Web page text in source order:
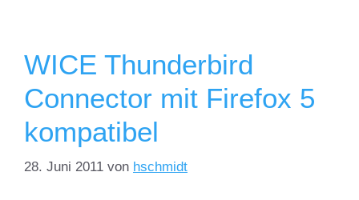
WICE Thunderbird
Connector mit Firefox 5
kompatibel
28. Juni 2011 von hschmidt